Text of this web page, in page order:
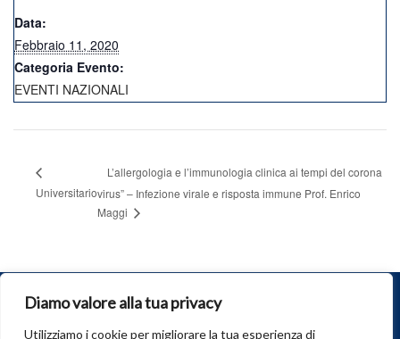
Diamo valore alla tua privacy
Utilizziamo i cookie per migliorare la tua esperienza di
Data:
Febbraio 11, 2020
Categoria Evento:
EVENTI NAZIONALI
Universitario
L’allergologia e l’immunologia clinica ai tempi del corona
virus” – Infezione virale e risposta immune Prof. Enrico
Maggi
© 2026SIAAIC. Tutti i diritti riservati.